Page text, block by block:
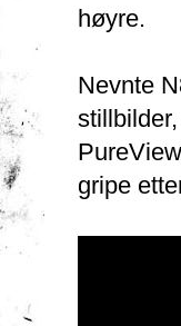
høyre.
Nevnte
gripe